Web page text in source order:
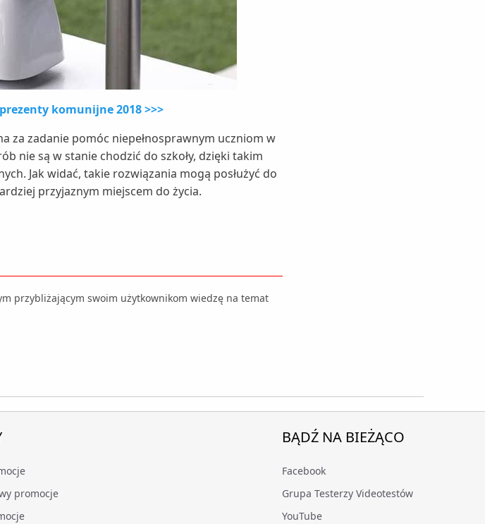
komunijne 2018 >>>
za zadanie pomóc niepełnosprawnym uczniom w
nie są w stanie chodzić do szkoły, dzięki takim
Jak widać, takie rozwiązania mogą posłużyć do
przyjaznym miejscem do życia.
przybliżającym swoim użytkownikom wiedzę na temat
promocje
BĄDŹ NA BIEŻĄCO
Facebook
Grupa Testerzy Videotestów
YouTube